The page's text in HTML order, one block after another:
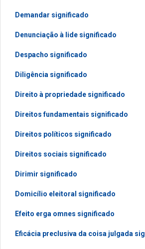
Demandar significado
Denunciação à lide significado
Despacho significado
Diligência significado
Direito à propriedade significado
Direitos fundamentais significado
Direitos políticos significado
Direitos sociais significado
Dirimir significado
Domicílio eleitoral significado
Efeito erga omnes significado
Eficácia preclusiva da coisa julgada